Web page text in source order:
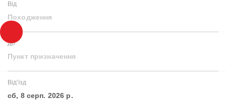
Від
Походження
До
Пункт призначення
Від'їзд
сб, 8 серп. 2026 р.